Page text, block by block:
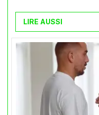
LIRE AUSSI